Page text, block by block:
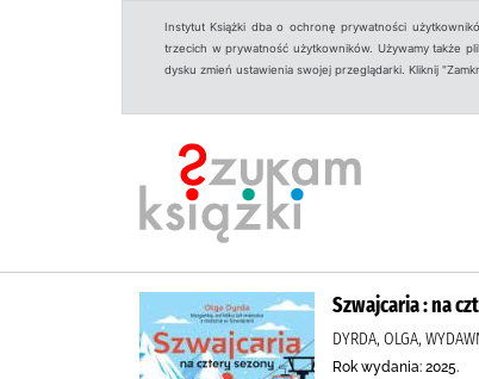
Instytut Książki dba o ochronę prywatności
trzecich w prywatność użytkowników. Używamy także
dysku zmień ustawienia swojej przeglądarki. Kliknij
Szwajcaria : na
DYRDA, OLGA,
Rok wydania: 2025.